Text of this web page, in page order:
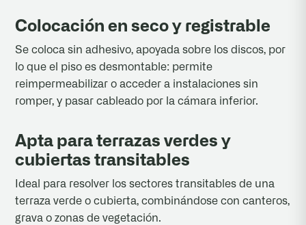
Colocación en seco y registrable
Se coloca sin adhesivo, apoyada sobre los discos, por
lo que el piso es desmontable: permite
reimpermeabilizar o acceder a instalaciones sin
romper, y pasar cableado por la cámara inferior.
Apta para terrazas verdes y
cubiertas transitables
Ideal para resolver los sectores transitables de una
terraza verde o cubierta, combinándose con canteros,
grava o zonas de vegetación.